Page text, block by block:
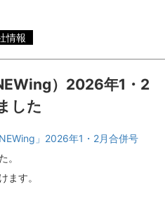
情報
）2026年1・2
した
」2026年1・2月合併号
。
ます。